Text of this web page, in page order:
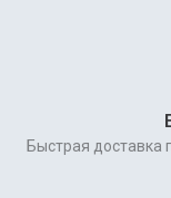
Быстрая доставка